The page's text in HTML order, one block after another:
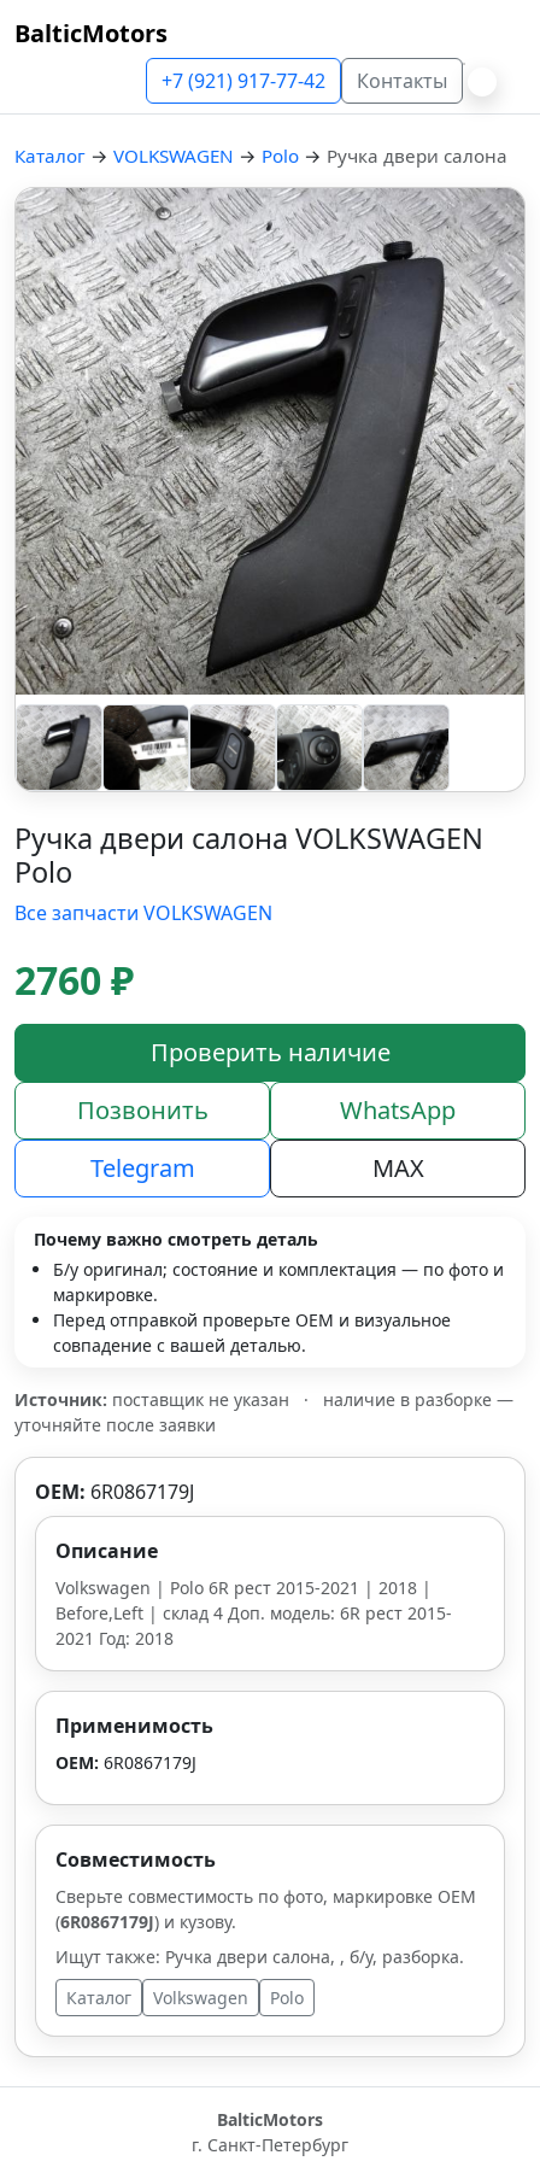
BalticMotors
+7 (921) 917-77-42 Контакты
Каталог → VOLKSWAGEN → Polo → Ручка двери салона
Ручка двери салона VOLKSWAGEN
Polo
Все запчасти VOLKSWAGEN
2760 ₽
Проверить наличие
Позвонить
WhatsApp
Telegram
MAX
Почему важно смотреть деталь
Б/у оригинал; состояние и комплектация — по фото и
маркировке.
Перед отправкой проверьте OEM и визуальное
совпадение с вашей деталью.
Источник: поставщик не указан ·
наличие в разборке —
уточняйте после заявки
OEM: 6R0867179J
Описание
Volkswagen | Polo 6R рест 2015-2021 | 2018 |
Before,Left | склад 4 Доп. модель: 6R рест 2015-
2021 Год: 2018
Применимость
OEM: 6R0867179J
Совместимость
Сверьте совместимость по фото, маркировке OEM
(6R0867179J) и кузову.
Ищут также: Ручка двери салона, , б/у, разборка.
Каталог
Volkswagen Polo
BalticMotors
г. Санкт-Петербург